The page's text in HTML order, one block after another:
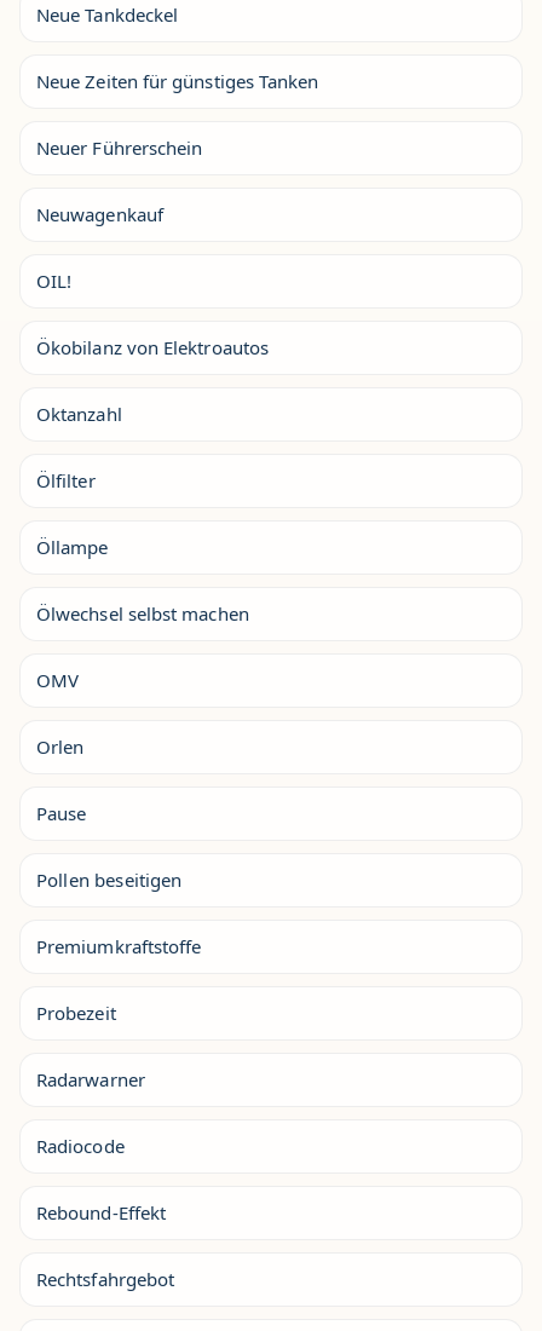
Neue Tankdeckel
Neue Zeiten für günstiges Tanken
Neuer Führerschein
Neuwagenkauf
OIL!
Ökobilanz von Elektroautos
Oktanzahl
Ölfilter
Öllampe
Ölwechsel selbst machen
OMV
Orlen
Pause
Pollen beseitigen
Premiumkraftstoffe
Probezeit
Radarwarner
Radiocode
Rebound-Effekt
Rechtsfahrgebot